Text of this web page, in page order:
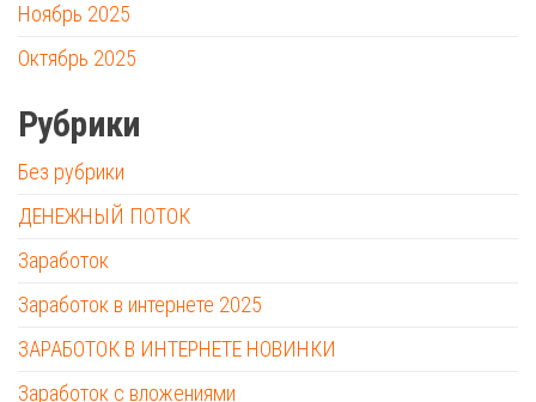
Ноябрь 2025
Октябрь 2025
Рубрики
Без рубрики
ДЕНЕЖНЫЙ ПОТОК
Заработок
Заработок в интернете 2025
ЗАРАБОТОК В ИНТЕРНЕТЕ НОВИНКИ
Заработок с вложениями